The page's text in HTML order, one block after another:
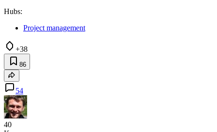
Hubs:
Project management
+38
86
54
40